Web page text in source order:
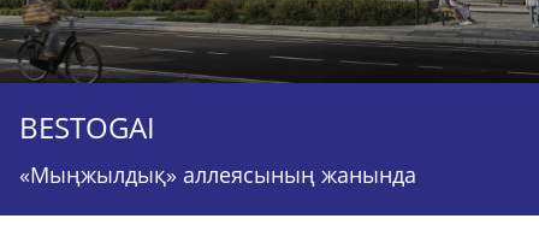
BESTOGAI
«Мыңжылдық» аллеясының жанында